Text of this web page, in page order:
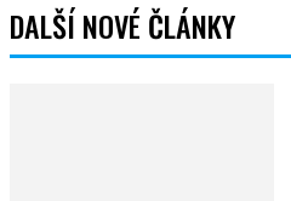
DALŠÍ NOVÉ ČLÁNKY